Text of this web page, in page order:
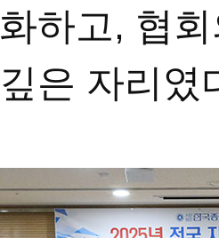
화하고, 협
깊은 자리였